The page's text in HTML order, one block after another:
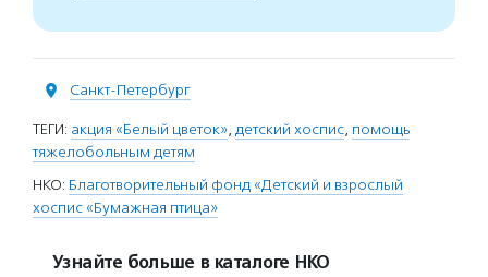
Санкт-Петербург
ТЕГИ: акция «Белый цветок», детский хоспис, помощь
тяжелобольным детям
НКО: Благотворительный фонд «Детский и взрослый
хоспис «Бумажная птица»
Узнайте больше в каталоге НКО